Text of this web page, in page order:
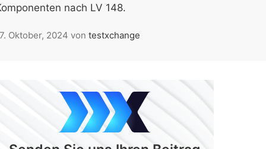
nach LV 148.
Oktober, 2024 von testxchange